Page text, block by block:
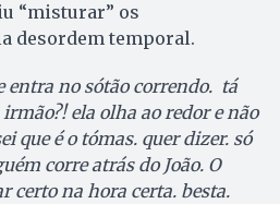
“misturar” os
desordem temporal.
entra no sótão correndo. tá
ela olha ao redor e não
que é o tómas. quer dizer. só
corre atrás do João. O
certo na hora certa. besta.